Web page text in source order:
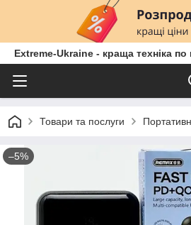
Extreme-Ukraine - краща техніка по
Товари та послуги
–5%